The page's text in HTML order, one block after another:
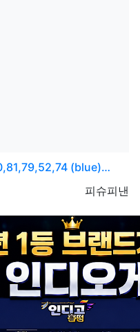
(blue)…
등록자
피슈피낸